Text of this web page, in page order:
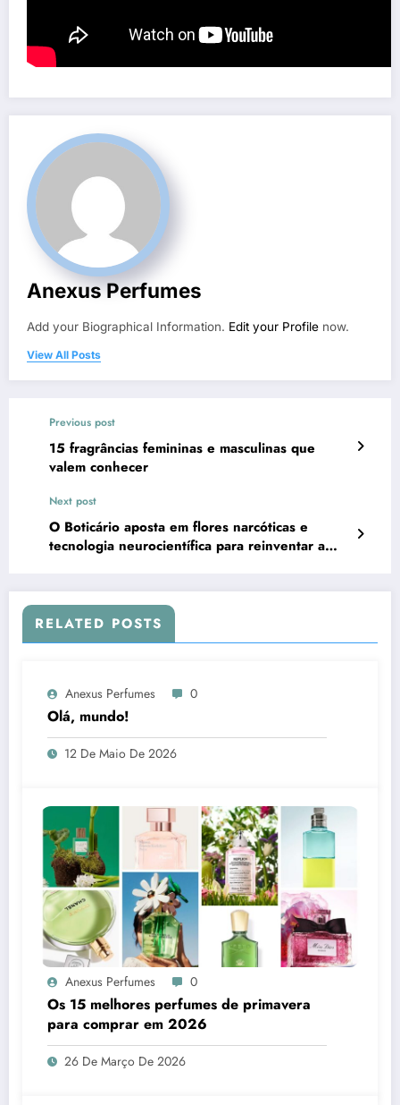
Anexus Perfumes
Add your Biographical Information. Edit your Profile now.
View All Posts
Previous post
15 fragrâncias femininas e masculinas que
valem conhecer
Next post
O Boticário aposta em flores narcóticas e
tecnologia neurocientífica para reinventar a
RELATED POSTS
Anexus Perfumes 0
Olá, mundo!
12 De Maio De 2026
Anexus Perfumes 0
Os 15 melhores perfumes de primavera
para comprar em 2026
26 De Março De 2026